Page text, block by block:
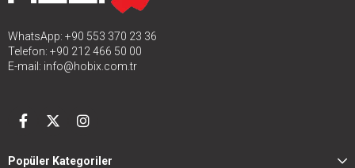
WhatsApp: +90 553 370 23 36
Telefon: +90 212 466 50 00
E-mail: info@hobix.com.tr
Popüler Kategoriler